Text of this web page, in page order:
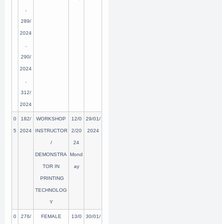
,
289/
2024
,
290/
2024
,
312/
2024
0
5
182/
2024
WORKSHOP
INSTRUCTOR
/
DEMONSTRA
TOR IN
PRINTING
TECHNOLOG
Y
12/0
2/20
24
Mond
ay
29/01/
2024
0 276/ FEMALE 13/0 30/01/